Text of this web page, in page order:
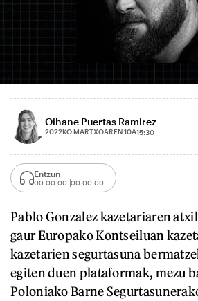
Oihane Puertas Ramirez
2022KO MARTXOAREN 10A15:30
Entzun
00:00:00 00:00:00
Pablo Gonzalez kazetariaren
gaur Europako Kontseiluan
kazetarien segurtasuna
egiten duen plataformak, mezu
Poloniako Barne